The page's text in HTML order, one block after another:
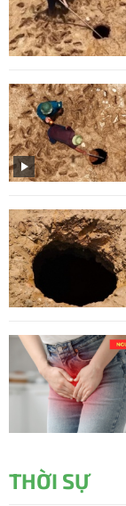
THỜI SỰ